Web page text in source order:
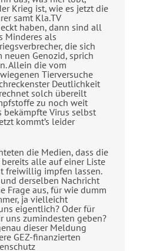
Krieg ist, wie es jetzt die
samt Kla.TV
haben, dann sind all
Minderes als
die sich
Genozid, sprich
Allein die vom
Tierversuche
Deutlichkeit
solch übereilt
zu noch weit
bekämpfte Virus selbst
kommt’s leider
die Medien, dass die
alle auf einer Liste
freiwillig impfen lassen.
derselben Nachricht
Frage aus, für wie dumm
ja vielleicht
eigentlich? Oder für
zumindesten geben?
dieser Meldung
GEZ-finanzierten